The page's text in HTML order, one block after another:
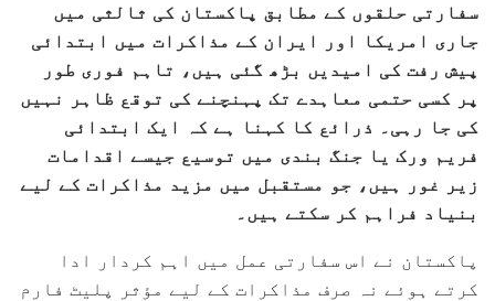
سفارتی حلقوں کے مطابق پاکستان کی ثالثی میں
جاری امریکا اور ایران کے مذاکرات میں ابتدائی
پیش رفت کی امیدیں بڑھ گئی ہیں، تاہم فوری طور
پر کسی حتمی معاہدے تک پہنچنے کی توقع ظاہر نہیں
کی جا رہی۔ ذرائع کا کہنا ہے کہ ایک ابتدائی
فریم ورک یا جنگ بندی میں توسیع جیسے اقدامات
زیر غور ہیں، جو مستقبل میں مزید مذاکرات کے لیے
بنیاد فراہم کر سکتے ہیں۔
پاکستان نے اس سفارتی عمل میں اہم کردار ادا
کرتے ہوئے نہ صرف مذاکرات کے لیے مؤثر پلیٹ فارم